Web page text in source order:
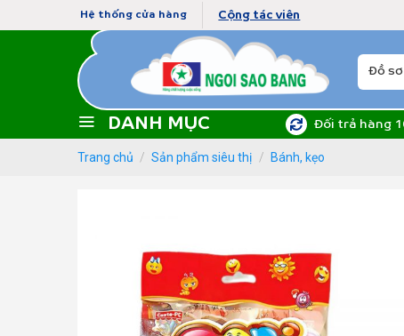
to
Hệ thống cửa hàng Cộng tác viên
Tìm
DANH MỤC Đối trả hàng
Trang chủ / Sản phẩm siêu thị / Bánh, kẹo